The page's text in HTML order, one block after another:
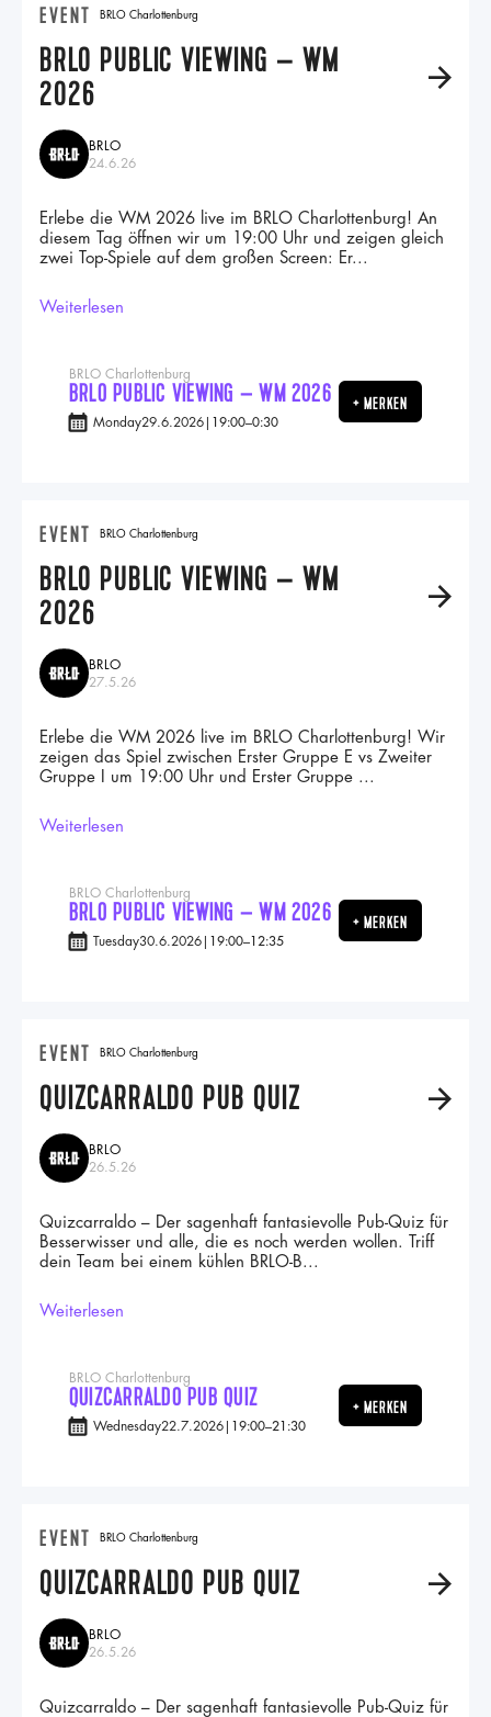
EVENT BRLO Charlottenburg
BRLO PUBLIC VIEWING – WM
2026 A
BRLO
24.6.26
Erlebe die WM 2026 live im BRLO Charlottenburg! An
diesem Tag öffnen wir um 19:00 Uhr und zeigen gleich
zwei Top-Spiele auf dem großen Screen: Er...
Weiterlesen
BRLO Charlottenburg
BRLO PUBLIC VIEWING – WM 2026
Monday29.6.2026 19:00–0:30
+ MERKEN
EVENT BRLO Charlottenburg
BRLO PUBLIC VIEWING – WM
2026 A
BRLO
27.5.26
Erlebe die WM 2026 live im BRLO Charlottenburg! Wir
zeigen das Spiel zwischen Erster Gruppe E vs Zweiter
Gruppe I um 19:00 Uhr und Erster Gruppe ...
Weiterlesen
BRLO Charlottenburg
BRLO PUBLIC VIEWING – WM 2026
Tuesday30.6.2026 19:00–12:35
+ MERKEN
EVENT BRLO Charlottenburg
QUIZCARRALDO PUB QUIZ A
BRLO
26.5.26
Quizcarraldo – Der sagenhaft fantasievolle Pub-Quiz für
Besserwisser und alle, die es noch werden wollen. Triff
dein Team bei einem kühlen BRLO-B...
Weiterlesen
BRLO Charlottenburg
QUIZCARRALDO PUB QUIZ
Wednesday22.7.2026 19:00–21:30
+ MERKEN
EVENT BRLO Charlottenburg
QUIZCARRALDO PUB QUIZ A
BRLO
26.5.26
Quizcarraldo – Der sagenhaft fantasievolle Pub-Quiz für